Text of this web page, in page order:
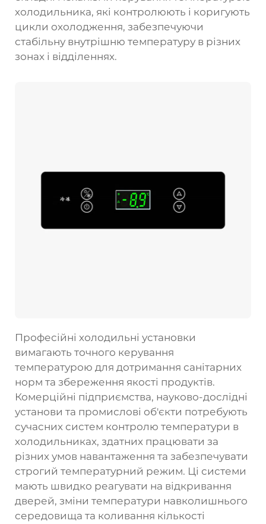
холодильника, які контролюють і коригують
цикли охолодження, забезпечуючи
стабільну внутрішню температуру в різних
зонах і відділеннях.
Професійні холодильні установки
вимагають точного керування
температурою для дотримання санітарних
норм та збереження якості продуктів.
Комерційні підприємства, науково-дослідні
установи та промислові об'єкти потребують
сучасних систем контролю температури в
холодильниках, здатних працювати за
різних умов навантаження та забезпечувати
строгий температурний режим. Ці системи
мають швидко реагувати на відкривання
дверей, зміни температури навколишнього
середовища та коливання кількості